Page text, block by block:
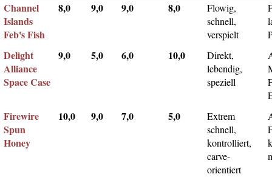
Channel
Islands
Feb's Fish
8,0 9,0 9,0 8,0
Flowig,
schnell,
verspielt
Delight
Alliance
Space Case
9,0 5,0 6,0 10,0
Direkt,
lebendig,
speziell
Firewire
Spun
Honey
10,0 9,0 7,0 5,0
Extrem
schnell,
kontrolliert,
carve-
orientiert